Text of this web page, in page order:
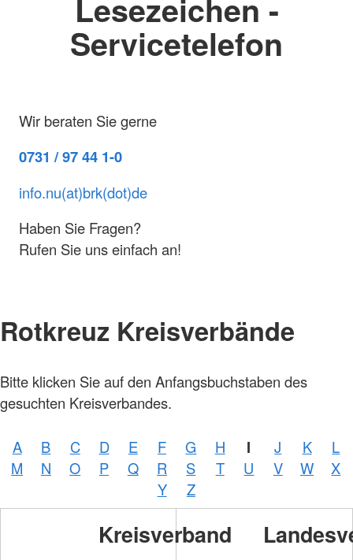
Lesezeichen -
Servicetelefon
Wir beraten Sie gerne
0731 / 97 44 1-0
info.nu(at)brk(dot)de
Haben Sie Fragen?
Rufen Sie uns einfach an!
Rotkreuz Kreisverbände
Bitte klicken Sie auf den Anfangsbuchstaben des
gesuchten Kreisverbandes.
A B C D E F G H I J K
L
M
N O P Q R S T U V W
X
Y
Z
Kreisverband